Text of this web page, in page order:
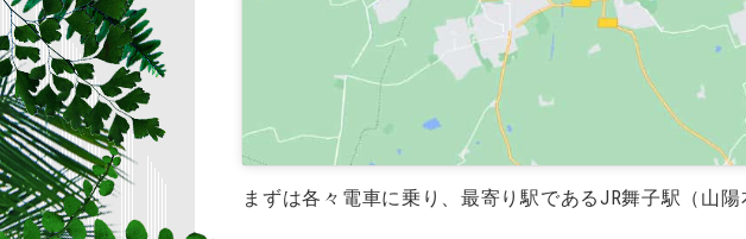
まずは各々電車に乗り、最寄り駅であるJR舞子駅（山陽